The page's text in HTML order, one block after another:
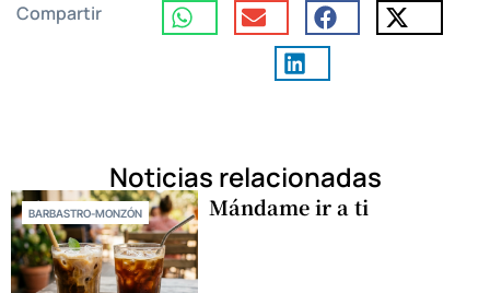
Compartir
Noticias relacionadas
BARBASTRO-MONZÓN Mándame ir a ti